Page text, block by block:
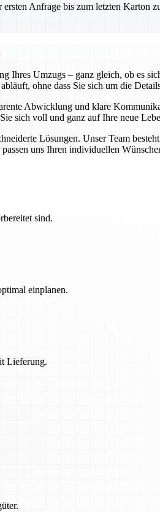
Anfrage bis zum letzten Karton
Ihres Umzugs – ganz gleich, ob es
ohne dass Sie sich um die
Abwicklung und klare
sich voll und ganz auf Ihre neue
Lösungen. Unser Team
uns Ihren individuellen
sind.
einplanen.
Lieferung.